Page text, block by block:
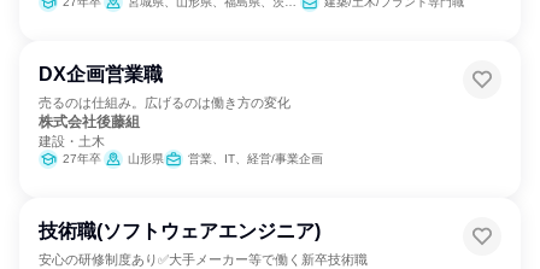
DX企画営業職
売るのは仕組み。広げるのは働き方の変化
株式会社後藤組
建設・土木
27年卒 山形県 営業、IT、経営/事業企画
技術職(ソフトウェアエンジニア)
安心の研修制度あり✅大手メーカー等で働く新卒技術職